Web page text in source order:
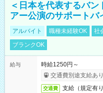
＜日本を代表するバ
アー公演のサポートバ
アルバイト 職種未経験OK 社
ブランクOK
給与
時給1250円～
交通費別途支給あり
交通費 支給（規定有り